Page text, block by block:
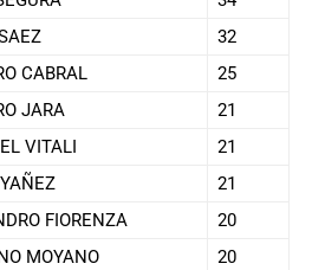
32
CABRAL
25
JARA
21
VITALI
21
21
FIORENZA
20
MOYANO
20